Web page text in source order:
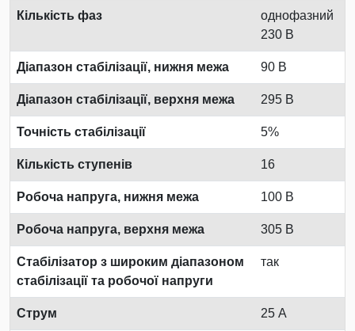
Кількість фаз
однофазний
230 В
Діапазон стабілізації, нижня межа 90 В
Діапазон стабілізації, верхня межа 295 В
Точність стабілізації 5%
Кількість ступенів 16
Робоча напруга, нижня межа 100 В
Робоча напруга, верхня межа 305 В
Стабілізатор з широким діапазоном
стабілізації та робочої напруги
так
Струм 25 А